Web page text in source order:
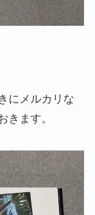
にメルカリな
きます。